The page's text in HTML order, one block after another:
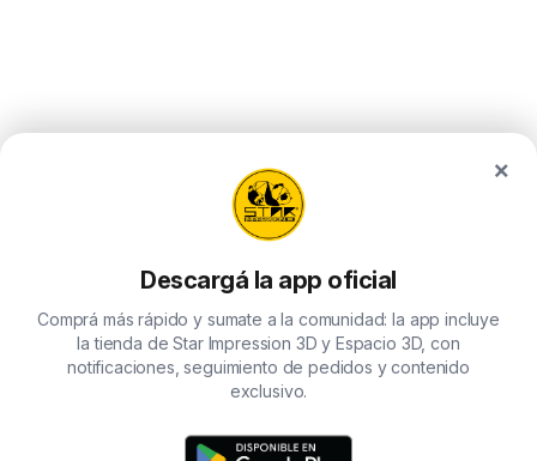
×
Descargá la app oficial
Comprá más rápido y sumate a la comunidad: la app incluye
la tienda de Star Impression 3D y Espacio 3D, con
notificaciones, seguimiento de pedidos y contenido
exclusivo.